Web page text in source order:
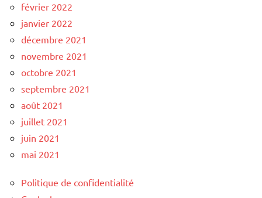
février 2022
janvier 2022
décembre 2021
novembre 2021
octobre 2021
septembre 2021
août 2021
juillet 2021
juin 2021
mai 2021
Politique de confidentialité